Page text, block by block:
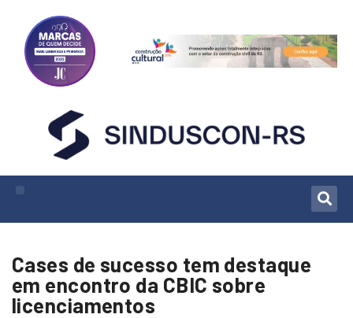
Cases de sucesso tem destaque
em encontro da CBIC sobre
licenciamentos